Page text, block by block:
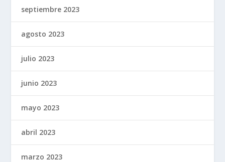
septiembre 2023
agosto 2023
julio 2023
junio 2023
mayo 2023
abril 2023
marzo 2023